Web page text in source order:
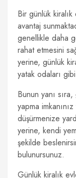
Bir günlük
avantaj
genellikle daha
rahat etmesini
yerine, günlük
yatak odaları
Bunun yanı
yapma
düşürmenize
yerine, kendi
şekilde
bulunursunuz.
Günlük kiralık